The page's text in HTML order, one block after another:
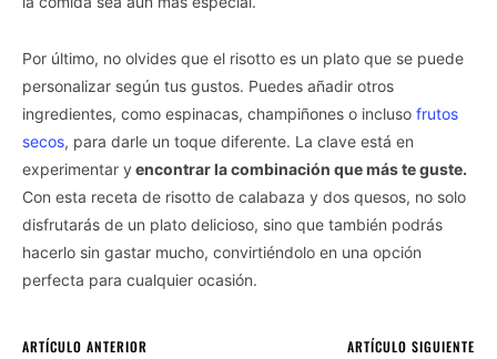
Por último, no olvides que el risotto es un plato que se puede
personalizar según tus gustos. Puedes añadir otros
ingredientes, como espinacas, champiñones o incluso frutos
secos, para darle un toque diferente. La clave está en
experimentar y encontrar la combinación que más te guste.
Con esta receta de risotto de calabaza y dos quesos, no solo
disfrutarás de un plato delicioso, sino que también podrás
hacerlo sin gastar mucho, convirtiéndolo en una opción
perfecta para cualquier ocasión.
ARTÍCULO ANTERIOR ARTÍCULO SIGUIENTE